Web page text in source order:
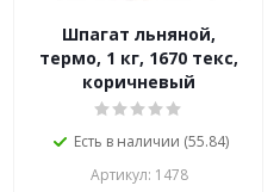
Шпагат льняной,
термо, 1 кг, 1670 текс,
коричневый
Есть в наличии (55.84)
Артикул: 1478